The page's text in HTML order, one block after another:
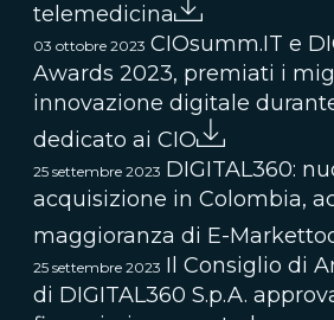
telemedicina
03 ottobre 2023 CIOsumm.IT e
Awards 2023, premiati i
innovazione digitale
dedicato ai CIO
25 settembre 2023 DIGITAL360:
acquisizione in Colombia,
maggioranza di E-
25 settembre 2023 Il Consiglio di
di DIGITAL360 S.p.A.